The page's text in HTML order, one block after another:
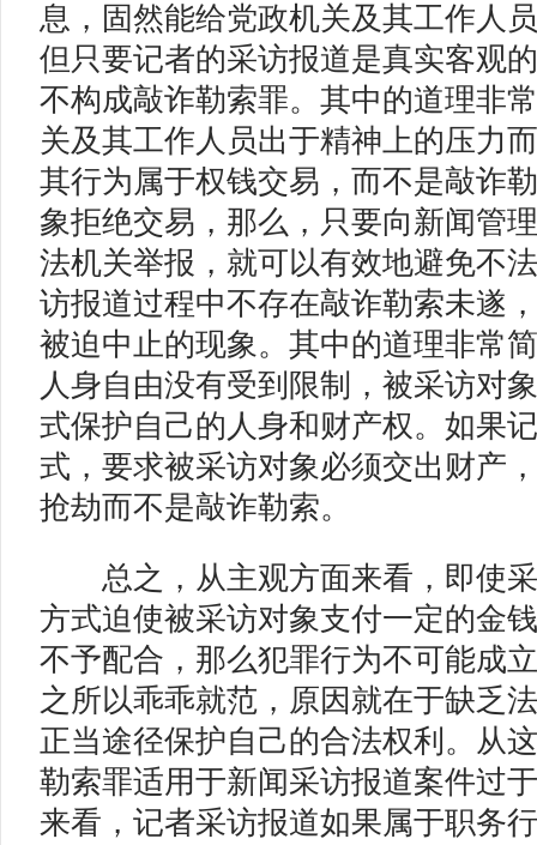
息，固然能给党政机关及其工作人
但只要记者的采访报道是真实客观
不构成敲诈勒索罪。其中的道理非
关及其工作人员出于精神上的压力
其行为属于权钱交易，而不是敲诈
象拒绝交易，那么，只要向新闻管
法机关举报，就可以有效地避免不
访报道过程中不存在敲诈勒索未遂
被迫中止的现象。其中的道理非常
人身自由没有受到限制，被采访对
式保护自己的人身和财产权。如果
式，要求被采访对象必须交出财产
抢劫而不是敲诈勒索。
总之，从主观方面来看，即使采
方式迫使被采访对象支付一定的金
不予配合，那么犯罪行为不可能成
之所以乖乖就范，原因就在于缺乏
正当途径保护自己的合法权利。从
勒索罪适用于新闻采访报道案件过
来看，记者采访报道如果属于职务